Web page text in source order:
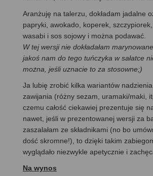
Aranżuję na talerzu, dokładam jadalne
papryki, awokado, koperek,
wasabi i sos sojowy i można podawać.
W tej wersji nie dokładałam
jakoś nam do tego tuńczyka w sałatce
można, jeśli uznacie to za stosowne;)
Ja lubię zrobić kilka wariantów
zawijania (różny sezam, uramaki/maki,
czemu całość ciekawiej prezentuje się
nawet, jeśli w prezentowanej wersji za
zaszalałam ze składnikami (no bo
dość skromne!), to dzięki takim
wyglądało niezwykle apetycznie i
Na wynos